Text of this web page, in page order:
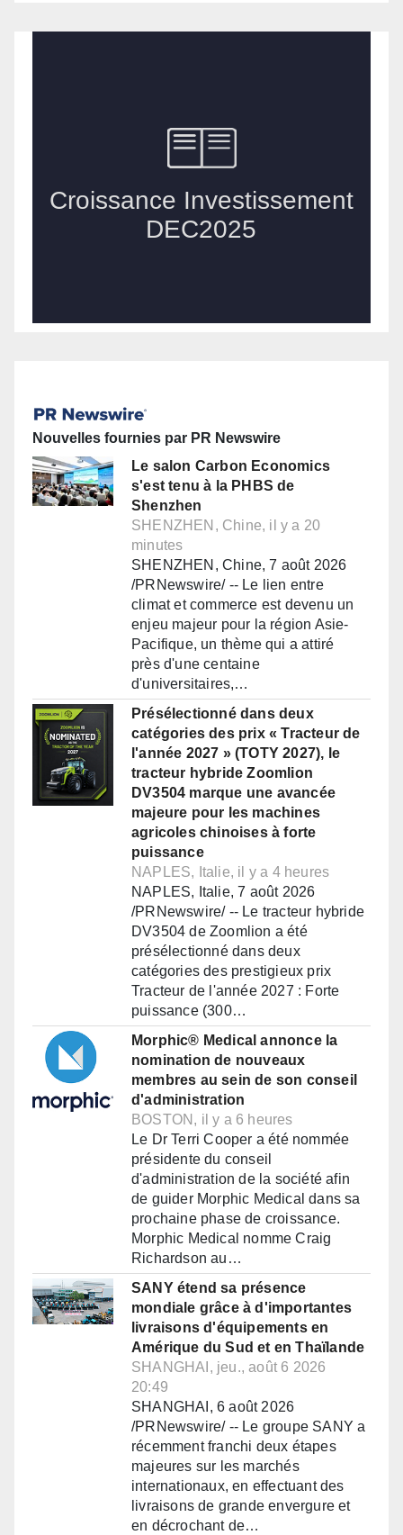
Nouvelles fournies par PR Newswire
Le salon Carbon Economics
s'est tenu à la PHBS de
Shenzhen
SHENZHEN, Chine, il y a 20
minutes
SHENZHEN, Chine, 7 août 2026
/PRNewswire/ -- Le lien entre
climat et commerce est devenu un
enjeu majeur pour la région Asie-
Pacifique, un thème qui a attiré
près d'une centaine
d'universitaires,…
Présélectionné dans deux
catégories des prix « Tracteur de
l'année 2027 » (TOTY 2027), le
tracteur hybride Zoomlion
DV3504 marque une avancée
majeure pour les machines
agricoles chinoises à forte
puissance
NAPLES, Italie, il y a 4 heures
NAPLES, Italie, 7 août 2026
/PRNewswire/ -- Le tracteur hybride
DV3504 de Zoomlion a été
présélectionné dans deux
catégories des prestigieux prix
Tracteur de l'année 2027 : Forte
puissance (300…
Morphic® Medical annonce la
nomination de nouveaux
membres au sein de son conseil
d'administration
BOSTON, il y a 6 heures
Le Dr Terri Cooper a été nommée
présidente du conseil
d'administration de la société afin
de guider Morphic Medical dans sa
prochaine phase de croissance.
Morphic Medical nomme Craig
Richardson au…
SANY étend sa présence
mondiale grâce à d'importantes
livraisons d'équipements en
Amérique du Sud et en Thaïlande
SHANGHAI, jeu., août 6 2026
20:49
SHANGHAI, 6 août 2026
/PRNewswire/ -- Le groupe SANY a
récemment franchi deux étapes
majeures sur les marchés
internationaux, en effectuant des
livraisons de grande envergure et
en décrochant de…